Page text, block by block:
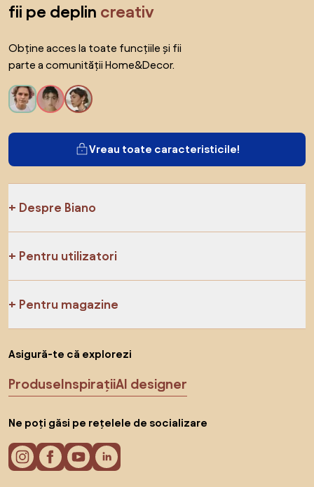
fii pe deplin creativ
Obține acces la toate funcțiile și fii
parte a comunității Home&Decor.
Vreau toate caracteristicile!
Despre Biano
Pentru utilizatori
Pentru magazine
Asigură-te că explorezi
ProduseInspirațiiAI designer
Ne poți găsi pe rețelele de socializare